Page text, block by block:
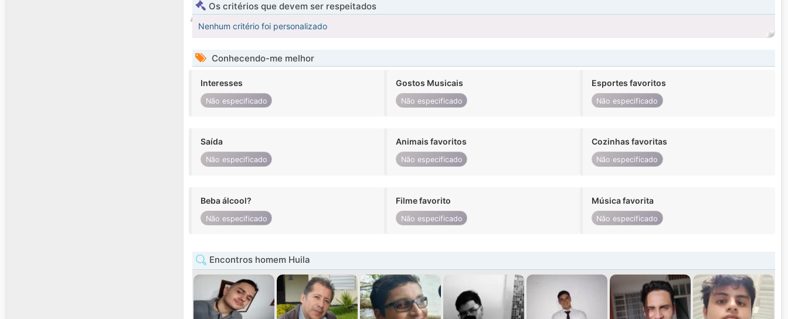
Os critérios que devem ser respeitados
Nenhum critério foi personalizado
Conhecendo-me melhor
Interesses
Não especificado
Gostos Musicais
Não especificado
Esportes favoritos
Não especificado
Saída
Não especificado
Animais favoritos
Não especificado
Cozinhas favoritas
Não especificado
Beba álcool?
Não especificado
Filme favorito
Não especificado
Música favorita
Não especificado
Encontros homem Huila